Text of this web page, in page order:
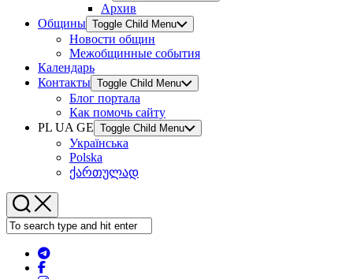
Архив
Общины Toggle Child Menu
Новости общин
Межобщинные события
Календарь
Контакты Toggle Child Menu
Блог портала
Как помочь сайту
PL UA GE Toggle Child Menu
Українська
Polska
ქართულად